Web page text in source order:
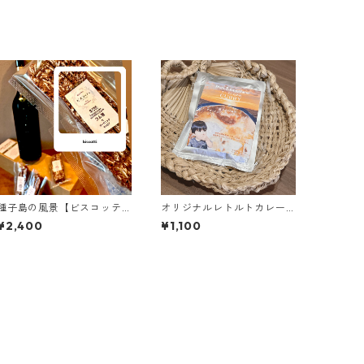
子島の風景【ビスコッテ
種子島味】詰め合わせ
乳製品不使用/グルテン
オリジナルレトルトカレー
【焼きカレーの素】180g単
品 お取り寄せカレー
¥1,100